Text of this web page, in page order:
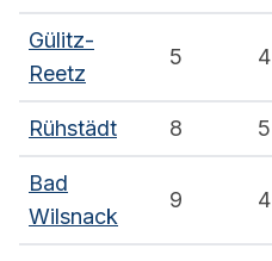
Gülitz-
Reetz
5 4
Rühstädt 8 5
Bad
Wilsnack
9 4